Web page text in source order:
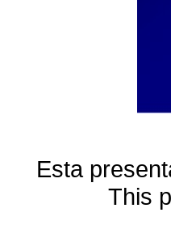
Esta
This